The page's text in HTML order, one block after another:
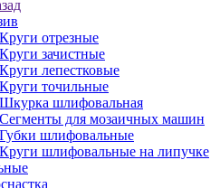
отрезные
зачистные
лепестковые
точильные
шлифовальная
для мозаичных машин
шлифовальные
шлифовальные на липучке